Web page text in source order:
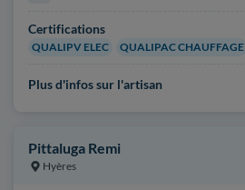
Certifications
QUALIPV ELEC QUALIPAC CHAUFFAGE
Plus d'infos sur l'artisan
Pittaluga Remi
Hyères